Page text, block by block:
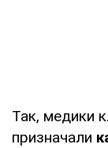
Так, медики
призначали